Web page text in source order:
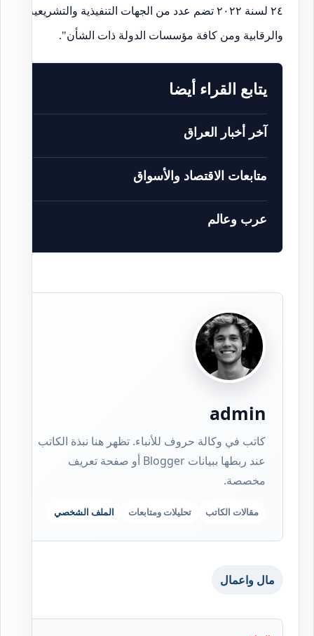
٢٤ لسنة ٢٠٢٢ تضم عدد من الجهات التنفيذية والتشريعية
والرقابية ومن كافة مؤسسات الدولة ذات الشأن".
يتابع القراء أيضا
آخر أخبار العراق
متابعات الاقتصاد والأسواق
عرب وعالم
admin
كاتب في وكالة حروف للأنباء. تظهر هنا نبذة الكاتب
عند ربطها ببيانات Blogger أو صفحة تعريف
مخصصة.
مقالات الكاتب تحليلات ومتابعات الملف الشخصي
مال واعمال